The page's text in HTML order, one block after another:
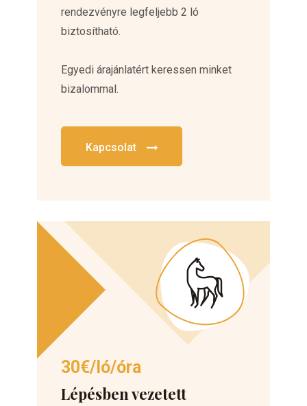
rendezvényre legfeljebb 2 ló
biztosítható.
Egyedi árajánlatért keressen minket
bizalommal.
Kapcsolat
30€/ló/óra
Lépésben vezetett